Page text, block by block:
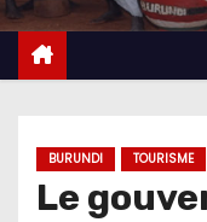
BURUNDI TOURISME
Le